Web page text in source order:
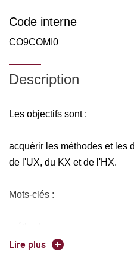
Code interne
CO9COMI0
Description
Les objectifs sont :
acquérir les méthodes et les
de l'UX, du KX et de l'HX.
Mots-clés :
démarche et métrique
Lire plus